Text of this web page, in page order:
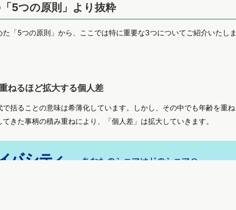
5つの原則」より抜粋
「5つの原則」から、ここでは特に重要な3つについてご紹介いたしま
ねるほど拡大する個人差
括ることの意味は希薄化しています。しかし、その中でも年齢を重ね
きた事柄の積み重ねにより、「個人差」は拡大していきます。